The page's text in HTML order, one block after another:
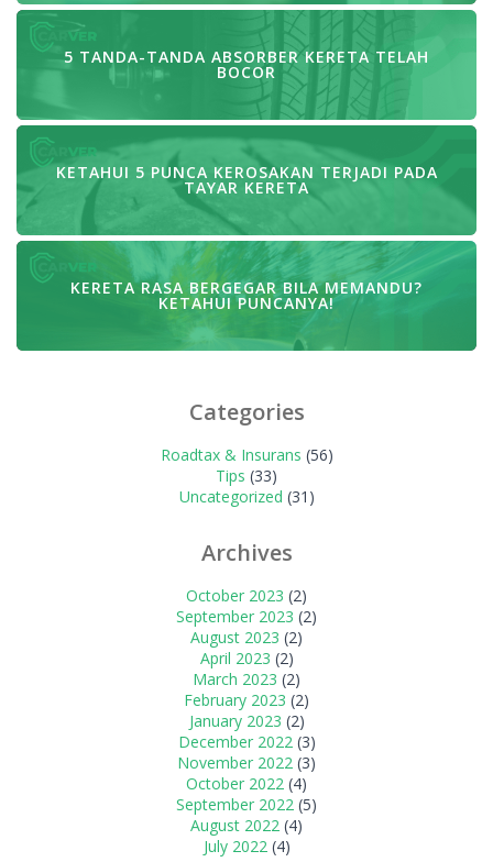
5 TANDA-TANDA ABSORBER KERETA TELAH
BOCOR
KETAHUI 5 PUNCA KEROSAKAN TERJADI PADA
TAYAR KERETA
KERETA RASA BERGEGAR BILA MEMANDU?
KETAHUI PUNCANYA!
Categories
Roadtax & Insurans (56)
Tips (33)
Uncategorized (31)
Archives
October 2023 (2)
September 2023 (2)
August 2023 (2)
April 2023 (2)
March 2023 (2)
February 2023 (2)
January 2023 (2)
December 2022 (3)
November 2022 (3)
October 2022 (4)
September 2022 (5)
August 2022 (4)
July 2022 (4)